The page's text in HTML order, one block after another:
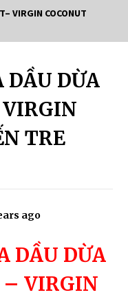
THIÊN NHIÊN – RICH
ĐƯỢC TIN DÙNG
VIRGIN COCONUT
DẦU DỪA
TRE
ago
DẦU DỪA
– VIRGIN